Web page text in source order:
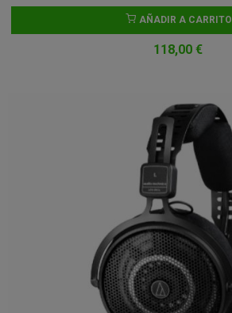
AÑADIR A CARRITO
118,00 €